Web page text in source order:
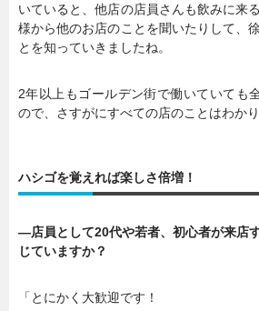
いていると、他店の店員さんも飲みに来
様から他のお店のことを聞いたりして、
とを知っていきましたね。
2年以上もゴールデン街で働いていても
ので、さすがにすべての店のことはわかり
ハシゴを覚えれば楽しさ倍増！
―店員として20代や若者、初心者が来店
じていますか？
「とにかく大歓迎です！